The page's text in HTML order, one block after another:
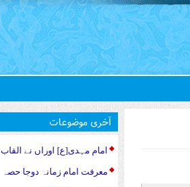
آخری موضوعات
امام مہدی[ع] اوراں نے القاب
معرفت امام زمانہ دوجا حصہ